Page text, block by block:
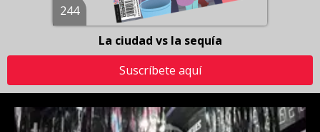
244
La ciudad vs la sequía
Suscríbete aquí